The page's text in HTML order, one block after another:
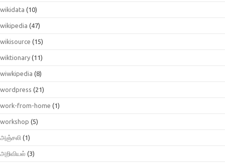
wikidata (10)
wikipedia (47)
wikisource (15)
wiktionary (11)
wiwkipedia (8)
wordpress (21)
work-from-home (1)
workshop (5)
அஞ்சலி (1)
அறிவியல் (3)